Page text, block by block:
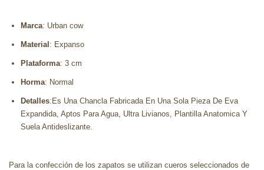
Marca: Urban cow
Material: Expanso
Plataforma: 3 cm
Horma: Normal
Detalles:Es Una Chancla Fabricada En Una Sola Pieza De Eva
Expandida, Aptos Para Agua, Ultra Livianos, Plantilla Anatomica Y
Suela Antideslizante.
Para la confección de los zapatos se utilizan cueros seleccionados de